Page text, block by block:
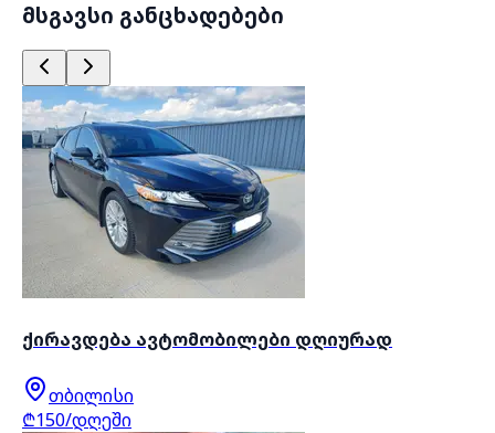
მსგავსი განცხადებები
ქირავდება ავტომობილები დღიურად
თბილისი
₾150/დღეში